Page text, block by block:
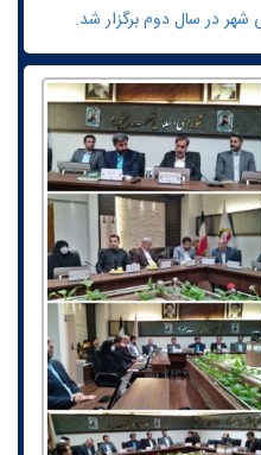
شهر در سال دوم برگزار شد.